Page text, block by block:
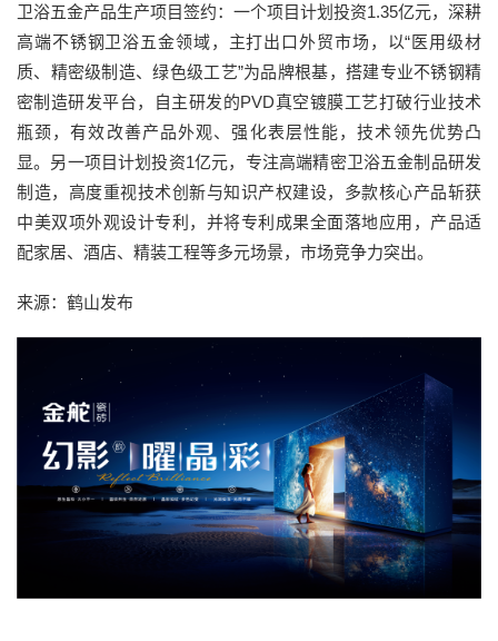
卫浴五金产品生产项目签约：一个项目计划投资1.35亿元，深耕
高端不锈钢卫浴五金领域，主打出口外贸市场，以“医用级材
质、精密级制造、绿色级工艺”为品牌根基，搭建专业不锈钢精
密制造研发平台，自主研发的PVD真空镀膜工艺打破行业技术
瓶颈，有效改善产品外观、强化表层性能，技术领先优势凸
显。另一项目计划投资1亿元，专注高端精密卫浴五金制品研发
制造，高度重视技术创新与知识产权建设，多款核心产品斩获
中美双项外观设计专利，并将专利成果全面落地应用，产品适
配家居、酒店、精装工程等多元场景，市场竞争力突出。
来源：鹤山发布